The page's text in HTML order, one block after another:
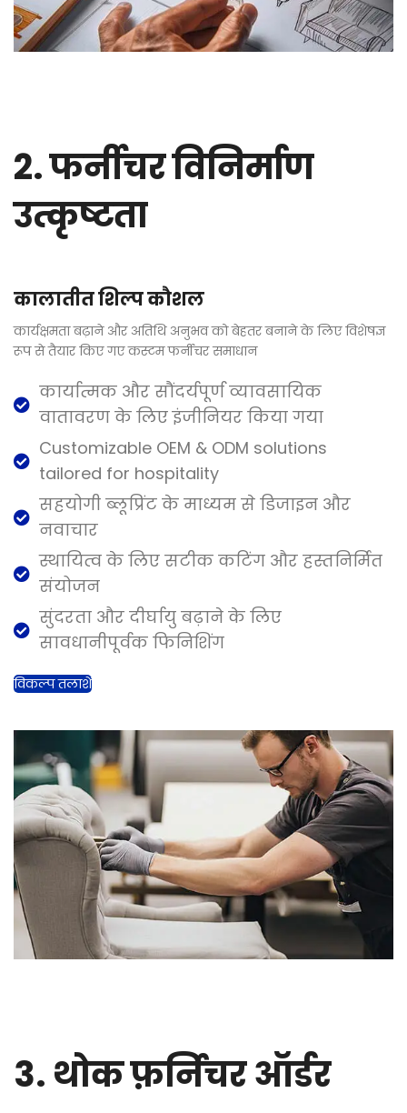
2. फर्नीचर विनिर्माण
उत्कृष्टता
कालातीत शिल्प कौशल
कार्यक्षमता बढ़ाने और अतिथि अनुभव को बेहतर बनाने के लिए विशेषज्ञ
रूप से तैयार किए गए कस्टम फर्नीचर समाधान
कार्यात्मक और सौंदर्यपूर्ण व्यावसायिक
वातावरण के लिए इंजीनियर किया गया
Customizable OEM & ODM solutions
tailored for hospitality
सहयोगी ब्लूप्रिंट के माध्यम से डिजाइन और
नवाचार
स्थायित्व के लिए सटीक कटिंग और हस्तनिर्मित
संयोजन
सुंदरता और दीर्घायु बढ़ाने के लिए
सावधानीपूर्वक फिनिशिंग
विकल्प तलाशें
3. थोक फ़र्निचर ऑर्डर